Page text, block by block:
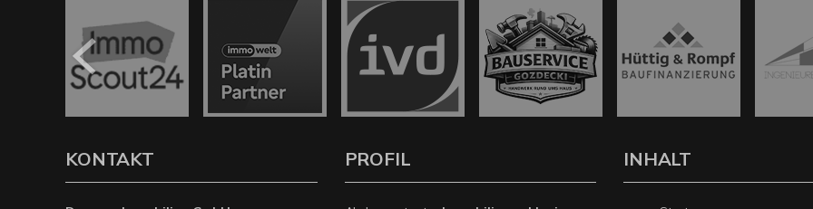
KONTAKT PROFIL INHALT